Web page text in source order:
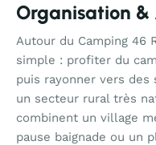
Organisation
Autour du Camping 46
simple : profiter du
puis rayonner vers
un secteur rural très
combinent un village
pause baignade ou un